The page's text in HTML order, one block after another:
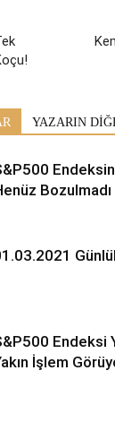
YAZARIN
Bozulmadı
Endeksi
İşlem